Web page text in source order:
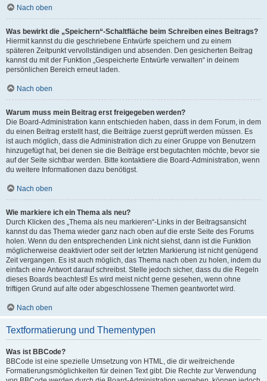
Nach oben
Was bewirkt die „Speichern“-Schaltfläche beim Schreiben eines Beitrags?
Hiermit kannst du die geschriebene Entwürfe speichern und zu einem
späteren Zeitpunkt vervollständigen und absenden. Den gesicherten Beitrag
kannst du mit der Funktion „Gespeicherte Entwürfe verwalten“ in deinem
persönlichen Bereich erneut laden.
Nach oben
Warum muss mein Beitrag erst freigegeben werden?
Die Board-Administration kann entschieden haben, dass in dem Forum, in dem
du einen Beitrag erstellt hast, die Beiträge zuerst geprüft werden müssen. Es
ist auch möglich, dass die Administration dich zu einer Gruppe von Benutzern
hinzugefügt hat, bei denen sie die Beiträge erst begutachten möchte, bevor sie
auf der Seite sichtbar werden. Bitte kontaktiere die Board-Administration, wenn
du weitere Informationen dazu benötigst.
Nach oben
Wie markiere ich ein Thema als neu?
Durch Klicken des „Thema als neu markieren“-Links in der Beitragsansicht
kannst du das Thema wieder ganz nach oben auf die erste Seite des Forums
holen. Wenn du den entsprechenden Link nicht siehst, dann ist die Funktion
möglicherweise deaktiviert oder seit der letzten Markierung ist nicht genügend
Zeit vergangen. Es ist auch möglich, das Thema nach oben zu holen, indem du
einfach eine Antwort darauf schreibst. Stelle jedoch sicher, dass du die Regeln
dieses Boards beachtest! Es wird meist nicht gerne gesehen, wenn ohne
triftigen Grund auf alte oder abgeschlossene Themen geantwortet wird.
Nach oben
Textformatierung und Thementypen
Was ist BBCode?
BBCode ist eine spezielle Umsetzung von HTML, die dir weitreichende
Formatierungsmöglichkeiten für deinen Text gibt. Die Rechte zur Verwendung